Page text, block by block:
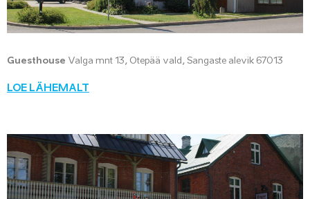
Guesthouse Valga mnt 13, Otepää vald, Sangaste alevik 67013
LOE LÄHEMALT